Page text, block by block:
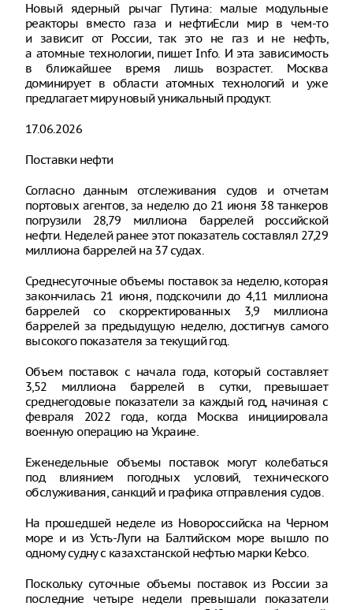
Новый ядерный рычаг Путина: малые модульные
реакторы вместо газа и нефтиЕсли мир в чем-то
и зависит от России, так это не газ и не нефть,
а атомные технологии, пишет Info. И эта зависимость
в ближайшее время лишь возрастет. Москва
доминирует в области атомных технологий и уже
предлагает миру новый уникальный продукт.
17.06.2026
Поставки нефти
Согласно данным отслеживания судов и отчетам
портовых агентов, за неделю до 21 июня 38 танкеров
погрузили 28,79 миллиона баррелей российской
нефти. Неделей ранее этот показатель составлял 27,29
миллиона баррелей на 37 судах.
Среднесуточные объемы поставок за неделю, которая
закончилась 21 июня, подскочили до 4,11 миллиона
баррелей со скорректированных 3,9 миллиона
баррелей за предыдущую неделю, достигнув самого
высокого показателя за текущий год.
Объем поставок с начала года, который составляет
3,52 миллиона баррелей в сутки, превышает
среднегодовые показатели за каждый год, начиная с
февраля 2022 года, когда Москва инициировала
военную операцию на Украине.
Еженедельные объемы поставок могут колебаться
под влиянием погодных условий, технического
обслуживания, санкций и графика отправления судов.
На прошедшей неделе из Новороссийска на Черном
море и из Усть-Луги на Балтийском море вышло по
одному судну с казахстанской нефтью марки Kebco.
Поскольку суточные объемы поставок из России за
последние четыре недели превышали показатели